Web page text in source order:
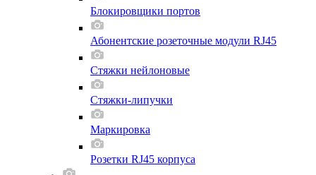
Блокировщики портов
Абонентские розеточные модули RJ45
Стяжки нейлоновые
Стяжки-липучки
Маркировка
Розетки RJ45 корпуса